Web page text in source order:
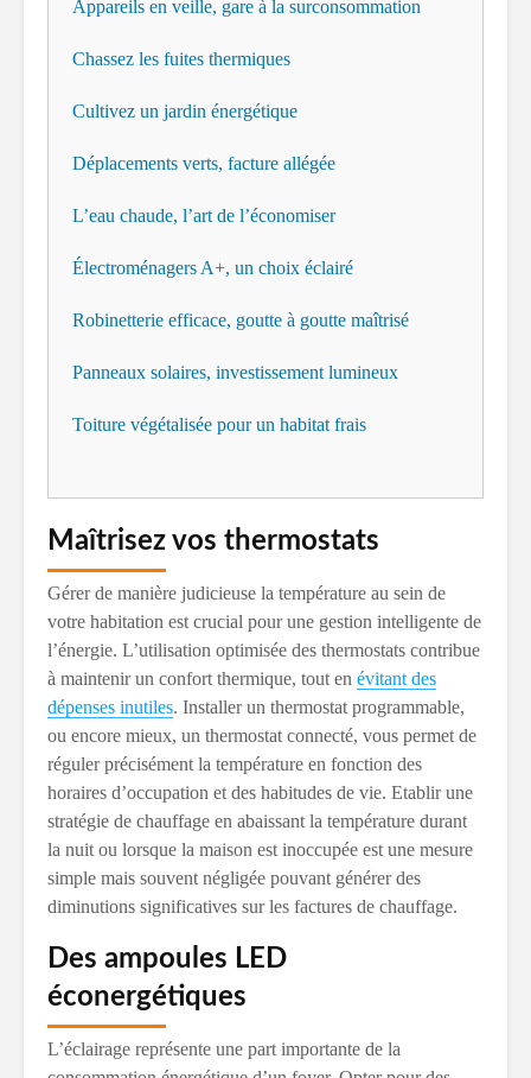
Appareils en veille, gare à la surconsommation
Chassez les fuites thermiques
Cultivez un jardin énergétique
Déplacements verts, facture allégée
L’eau chaude, l’art de l’économiser
Électroménagers A+, un choix éclairé
Robinetterie efficace, goutte à goutte maîtrisé
Panneaux solaires, investissement lumineux
Toiture végétalisée pour un habitat frais
Maîtrisez vos thermostats
Gérer de manière judicieuse la température au sein de
votre habitation est crucial pour une gestion intelligente de
l’énergie. L’utilisation optimisée des thermostats contribue
à maintenir un confort thermique, tout en évitant des
dépenses inutiles. Installer un thermostat programmable,
ou encore mieux, un thermostat connecté, vous permet de
réguler précisément la température en fonction des
horaires d’occupation et des habitudes de vie. Etablir une
stratégie de chauffage en abaissant la température durant
la nuit ou lorsque la maison est inoccupée est une mesure
simple mais souvent négligée pouvant générer des
diminutions significatives sur les factures de chauffage.
Des ampoules LED
éconergétiques
L’éclairage représente une part importante de la